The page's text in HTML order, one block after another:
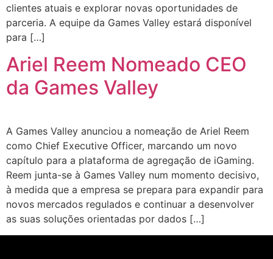
clientes atuais e explorar novas oportunidades de
parceria. A equipe da Games Valley estará disponível
para […]
Ariel Reem Nomeado CEO
da Games Valley
A Games Valley anunciou a nomeação de Ariel Reem
como Chief Executive Officer, marcando um novo
capítulo para a plataforma de agregação de iGaming.
Reem junta-se à Games Valley num momento decisivo,
à medida que a empresa se prepara para expandir para
novos mercados regulados e continuar a desenvolver
as suas soluções orientadas por dados […]